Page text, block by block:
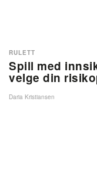
Spill med
velge din
RULETT
Daria Kristiansen